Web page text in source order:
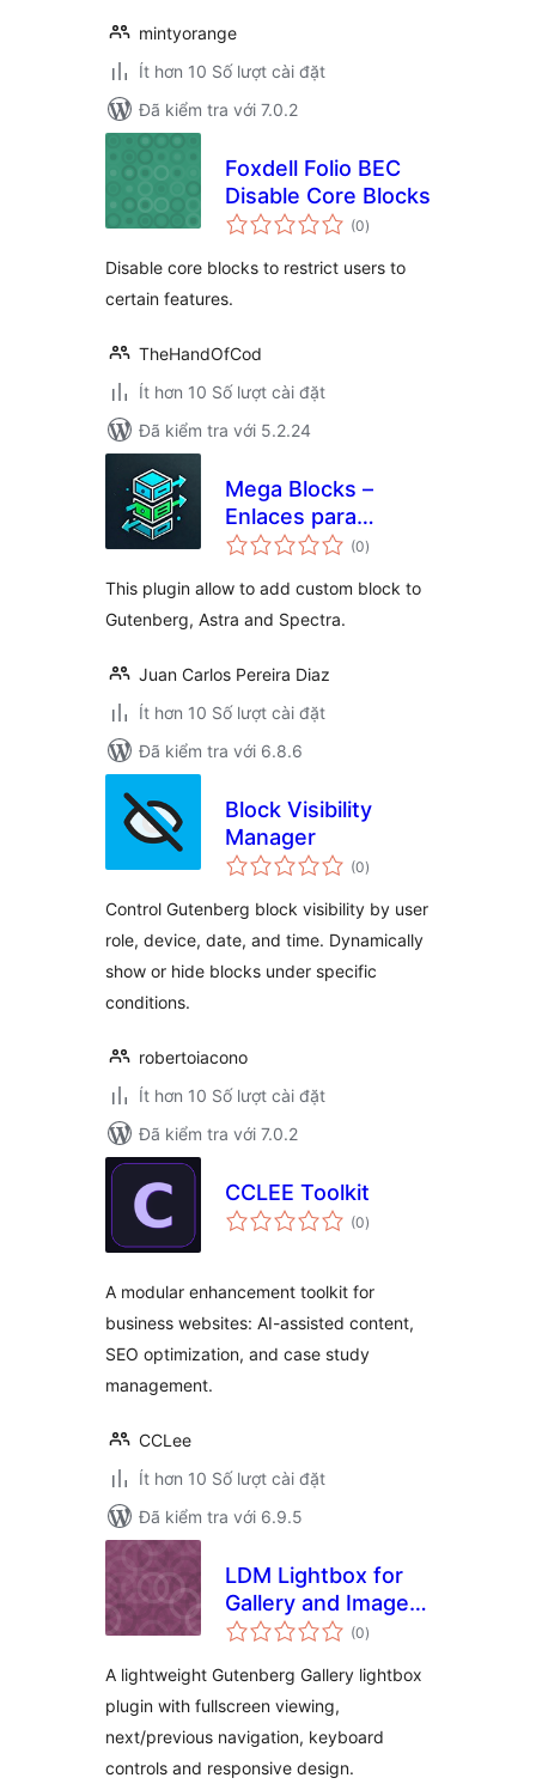
mintyorange
Ít hơn 10 Số lượt cài đặt
Đã kiểm tra với 7.0.2
Foxdell Folio BEC
Disable Core Blocks
(0tổng
đánh
)
Disable core blocks to restrict users to
certain features.
TheHandOfCod
Ít hơn 10 Số lượt cài đặt
Đã kiểm tra với 5.2.24
Mega Blocks –
Enlaces para
contenedor (0tổng
đánh
)
This plugin allow to add custom block to
Gutenberg, Astra and Spectra.
Juan Carlos Pereira Diaz
Ít hơn 10 Số lượt cài đặt
Đã kiểm tra với 6.8.6
Block Visibility
Manager
(0tổng
đánh
)
Control Gutenberg block visibility by user
role, device, date, and time. Dynamically
show or hide blocks under specific
conditions.
robertoiacono
Ít hơn 10 Số lượt cài đặt
Đã kiểm tra với 7.0.2
CCLEE Toolkit
(0tổng
đánh
)
A modular enhancement toolkit for
business websites: AI-assisted content,
SEO optimization, and case study
management.
CCLee
Ít hơn 10 Số lượt cài đặt
Đã kiểm tra với 6.9.5
LDM Lightbox for
Gallery and Image
Blocks
(0tổng
đánh
)
A lightweight Gutenberg Gallery lightbox
plugin with fullscreen viewing,
next/previous navigation, keyboard
controls and responsive design.